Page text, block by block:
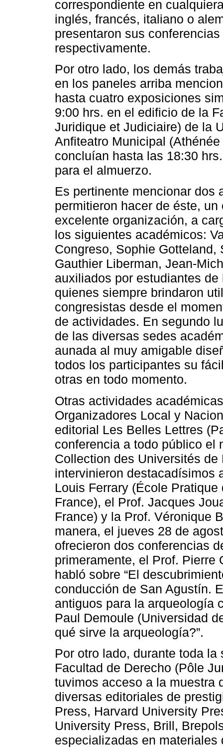
correspondiente en
inglés, francés, italiano o
presentaron sus
respectivamente.
Por otro lado, los demás
en los paneles arriba
hasta cuatro exposiciones
9:00 hrs. en el edificio de la
Juridique et Judiciaire) de la
Anfiteatro Municipal
concluían hasta las 18:30
para el almuerzo.
Es pertinente mencionar dos
permitieron hacer de éste,
excelente organización, a
los siguientes académicos:
Congreso, Sophie
Gauthier Liberman, Jean-
auxiliados por estudiantes
quienes siempre brindaron
congresistas desde el
de actividades. En segundo
de las diversas sedes
aunada al muy amigable
todos los participantes su
otras en todo momento.
Otras actividades
Organizadores Local y
editorial Les Belles Lettres
conferencia a todo público el
Collection des Universités de
intervinieron destacadísimos
Louis Ferrary (École
France), el Prof. Jacques
France) y la Prof. Véronique
manera, el jueves 28 de
ofrecieron dos conferencias
primeramente, el Prof. Pierre
habló sobre “El
conducción de San Agustín.
antiguos para la arqueología
Paul Demoule (Universidad
qué sirve la arqueología?”.
Por otro lado, durante toda
Facultad de Derecho (Pôle
tuvimos acceso a la muestra
diversas editoriales de
Press, Harvard University
University Press, Brill,
especializadas en